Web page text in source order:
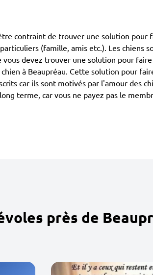
contraint de trouver une solution pour
(famille, amis etc.). Les chiens
devez trouver une solution pour
à Beaupréau. Cette solution pour
car ils sont motivés par l'amour des
terme, car vous ne payez pas le
près de